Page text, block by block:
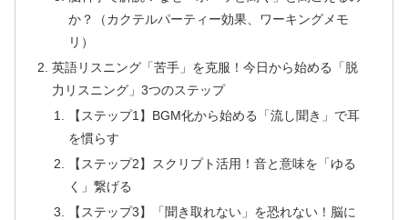
か？（カクテルパーティー効果、ワーキングメモ
リ）
英語リスニング「苦手」を克服！今日から始める「脱
力リスニング」3つのステップ
【ステップ1】BGM化から始める「流し聞き」で耳
を慣らす
【ステップ2】スクリプト活用！音と意味を「ゆる
く」繋げる
【ステップ3】「聞き取れない」を恐れない！脳に